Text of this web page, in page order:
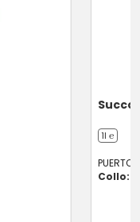
Succo
1l ℮
Collo: